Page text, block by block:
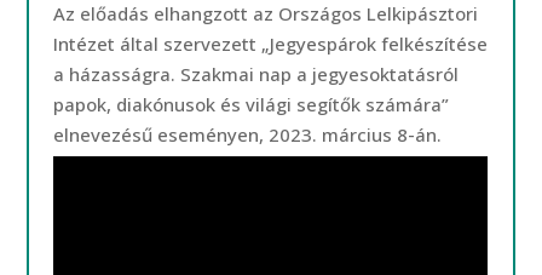
Az előadás elhangzott az Országos Lelkipásztori
Intézet által szervezett „Jegyespárok felkészítése
a házasságra. Szakmai nap a jegyesoktatásról
papok, diakónusok és világi segítők számára”
elnevezésű eseményen, 2023. március 8-án.